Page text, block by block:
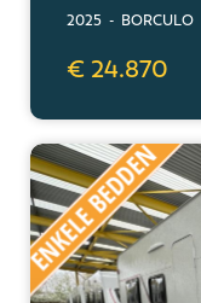
2025 - BORCULO
€ 24.870